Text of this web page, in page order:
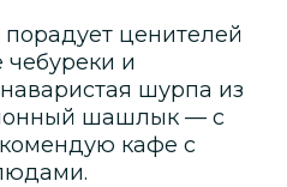
ценителей
чебуреки и
шурпа из
шашлык — с
кафе с